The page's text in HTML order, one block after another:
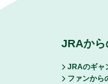
JRAから
JRAのギャ
ファンから